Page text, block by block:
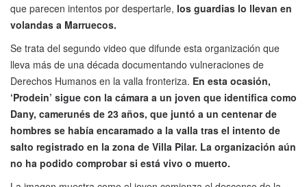
que parecen intentos por despertarle, los guardias lo llevan en
volandas a Marruecos.
Se trata del segundo video que difunde esta organización que
lleva más de una década documentando vulneraciones de
Derechos Humanos en la valla fronteriza. En esta ocasión,
‘Prodein’ sigue con la cámara a un joven que identifica como
Dany, camerunés de 23 años, que juntó a un centenar de
hombres se había encaramado a la valla tras el intento de
salto registrado en la zona de Villa Pilar. La organización aún
no ha podido comprobar si está vivo o muerto.